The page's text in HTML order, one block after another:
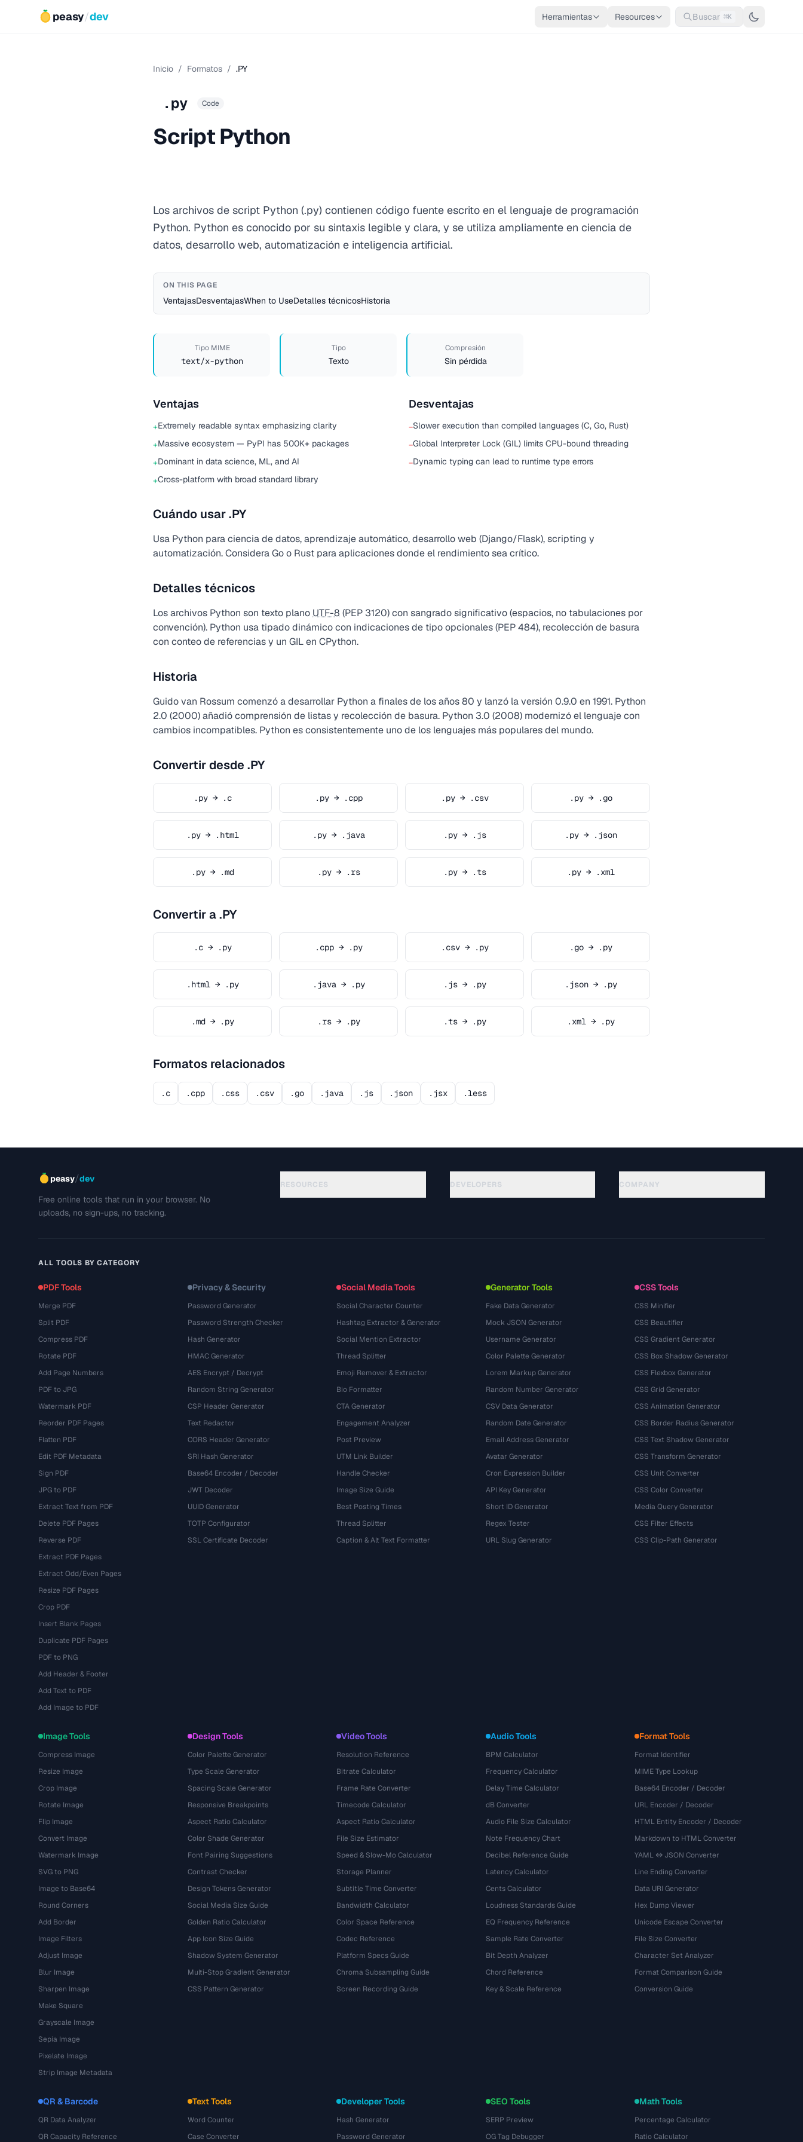
peasy/dev Herramientas Resources Buscar ⌘K
Inicio / Formatos / .PY
.py Code
Script Python
Los archivos de script Python (.py) contienen código fuente escrito en el lenguaje de programación
Python. Python es conocido por su sintaxis legible y clara, y se utiliza ampliamente en ciencia de
datos, desarrollo web, automatización e inteligencia artificial.
ON THIS PAGE
VentajasDesventajasWhen to UseDetalles técnicosHistoria
Tipo MIME
text/x-python
Tipo
Texto
Compresión
Sin pérdida
Ventajas
+Extremely readable syntax emphasizing clarity
+Massive ecosystem — PyPI has 500K+ packages
+Dominant in data science, ML, and AI
+Cross-platform with broad standard library
Desventajas
−Slower execution than compiled languages (C, Go, Rust)
−Global Interpreter Lock (GIL) limits CPU-bound threading
−Dynamic typing can lead to runtime type errors
Cuándo usar .PY
Usa Python para ciencia de datos, aprendizaje automático, desarrollo web (Django/Flask), scripting y
automatización. Considera Go o Rust para aplicaciones donde el rendimiento sea crítico.
Detalles técnicos
Los archivos Python son texto plano UTF-8 (PEP 3120) con sangrado significativo (espacios, no tabulaciones por
convención). Python usa tipado dinámico con indicaciones de tipo opcionales (PEP 484), recolección de basura
con conteo de referencias y un GIL en CPython.
Historia
Guido van Rossum comenzó a desarrollar Python a finales de los años 80 y lanzó la versión 0.9.0 en 1991. Python
2.0 (2000) añadió comprensión de listas y recolección de basura. Python 3.0 (2008) modernizó el lenguaje con
cambios incompatibles. Python es consistentemente uno de los lenguajes más populares del mundo.
Convertir desde .PY
.py → .c .py → .cpp .py → .csv .py → .go
.py → .html .py → .java .py → .js .py → .json
.py → .md .py → .rs .py → .ts .py → .xml
Convertir a .PY
.c → .py .cpp → .py .csv → .py .go → .py
.html → .py .java → .py .js → .py .json → .py
.md → .py .rs → .py .ts → .py .xml → .py
Formatos relacionados
.c .cpp .css .csv .go .java .js .json .jsx .less
peasy/dev
Free online tools that run in your browser. No
uploads, no sign-ups, no tracking.
RESOURCES DEVELOPERS COMPANY
ALL TOOLS BY CATEGORY
PDF Tools
Merge PDF
Split PDF
Compress PDF
Rotate PDF
Add Page Numbers
PDF to JPG
Watermark PDF
Reorder PDF Pages
Flatten PDF
Edit PDF Metadata
Sign PDF
JPG to PDF
Extract Text from PDF
Delete PDF Pages
Reverse PDF
Extract PDF Pages
Extract Odd/Even Pages
Resize PDF Pages
Crop PDF
Insert Blank Pages
Duplicate PDF Pages
PDF to PNG
Add Header & Footer
Add Text to PDF
Add Image to PDF
Privacy & Security
Password Generator
Password Strength Checker
Hash Generator
HMAC Generator
AES Encrypt / Decrypt
Random String Generator
CSP Header Generator
Text Redactor
CORS Header Generator
SRI Hash Generator
Base64 Encoder / Decoder
JWT Decoder
UUID Generator
TOTP Configurator
SSL Certificate Decoder
Social Media Tools
Social Character Counter
Hashtag Extractor & Generator
Social Mention Extractor
Thread Splitter
Emoji Remover & Extractor
Bio Formatter
CTA Generator
Engagement Analyzer
Post Preview
UTM Link Builder
Handle Checker
Image Size Guide
Best Posting Times
Thread Splitter
Caption & Alt Text Formatter
Generator Tools
Fake Data Generator
Mock JSON Generator
Username Generator
Color Palette Generator
Lorem Markup Generator
Random Number Generator
CSV Data Generator
Random Date Generator
Email Address Generator
Avatar Generator
Cron Expression Builder
API Key Generator
Short ID Generator
Regex Tester
URL Slug Generator
CSS Tools
CSS Minifier
CSS Beautifier
CSS Gradient Generator
CSS Box Shadow Generator
CSS Flexbox Generator
CSS Grid Generator
CSS Animation Generator
CSS Border Radius Generator
CSS Text Shadow Generator
CSS Transform Generator
CSS Unit Converter
CSS Color Converter
Media Query Generator
CSS Filter Effects
CSS Clip-Path Generator
Image Tools
Compress Image
Resize Image
Crop Image
Rotate Image
Flip Image
Convert Image
Watermark Image
SVG to PNG
Image to Base64
Round Corners
Add Border
Image Filters
Adjust Image
Blur Image
Sharpen Image
Make Square
Grayscale Image
Sepia Image
Pixelate Image
Strip Image Metadata
Design Tools
Color Palette Generator
Type Scale Generator
Spacing Scale Generator
Responsive Breakpoints
Aspect Ratio Calculator
Color Shade Generator
Font Pairing Suggestions
Contrast Checker
Design Tokens Generator
Social Media Size Guide
Golden Ratio Calculator
App Icon Size Guide
Shadow System Generator
Multi-Stop Gradient Generator
CSS Pattern Generator
Video Tools
Resolution Reference
Bitrate Calculator
Frame Rate Converter
Timecode Calculator
Aspect Ratio Calculator
File Size Estimator
Speed & Slow-Mo Calculator
Storage Planner
Subtitle Time Converter
Bandwidth Calculator
Color Space Reference
Codec Reference
Platform Specs Guide
Chroma Subsampling Guide
Screen Recording Guide
Audio Tools
BPM Calculator
Frequency Calculator
Delay Time Calculator
dB Converter
Audio File Size Calculator
Note Frequency Chart
Decibel Reference Guide
Latency Calculator
Cents Calculator
Loudness Standards Guide
EQ Frequency Reference
Sample Rate Converter
Bit Depth Analyzer
Chord Reference
Key & Scale Reference
Format Tools
Format Identifier
MIME Type Lookup
Base64 Encoder / Decoder
URL Encoder / Decoder
HTML Entity Encoder / Decoder
Markdown to HTML Converter
YAML ↔ JSON Converter
Line Ending Converter
Data URI Generator
Hex Dump Viewer
Unicode Escape Converter
File Size Converter
Character Set Analyzer
Format Comparison Guide
Conversion Guide
QR & Barcode
QR Data Analyzer
QR Capacity Reference
Text Tools
Word Counter
Case Converter
Developer Tools
Hash Generator
Password Generator
SEO Tools
SERP Preview
OG Tag Debugger
Math Tools
Percentage Calculator
Ratio Calculator